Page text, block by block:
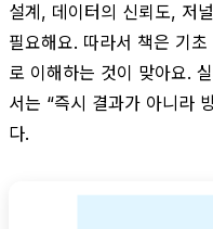
설계, 데이터의 신뢰도, 저
필요해요. 따라서 책은 기
로 이해하는 것이 맞아요.
서는 “즉시 결과가 아니라
다.